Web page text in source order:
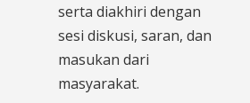
serta diakhiri dengan
sesi diskusi, saran, dan
masukan dari
masyarakat.